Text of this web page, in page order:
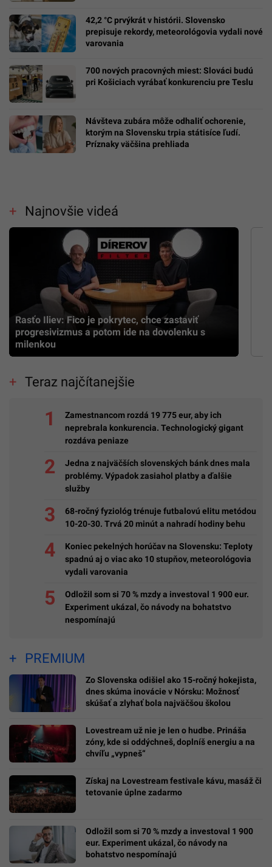
42,2 °C prvýkrát v histórii. Slovensko
prepisuje rekordy, meteorológovia vydali nové
varovania
700 nových pracovných miest: Slováci budú
pri Košiciach vyrábať konkurenciu pre Teslu
Návšteva zubára môže odhaliť ochorenie,
ktorým na Slovensku trpia státisíce ľudí.
Príznaky väčšina prehliada
Najnovšie videá
Rasťo Iliev: Fico je pokrytec, chce zastaviť
progresivizmus a potom ide na dovolenku s
milenkou
Teraz najčítanejšie
Zamestnancom rozdá 19 775 eur, aby ich
neprebrala konkurencia. Technologický gigant
rozdáva peniaze
Jedna z najväčších slovenských bánk dnes mala
problémy. Výpadok zasiahol platby a ďalšie
služby
68-ročný fyziológ trénuje futbalovú elitu metódou
10-20-30. Trvá 20 minút a nahradí hodiny behu
Koniec pekelných horúčav na Slovensku: Teploty
spadnú aj o viac ako 10 stupňov, meteorológovia
vydali varovania
Odložil som si 70 % mzdy a investoval 1 900 eur.
Experiment ukázal, čo návody na bohatstvo
nespomínajú
PREMIUM
Zo Slovenska odišiel ako 15-ročný hokejista,
dnes skúma inovácie v Nórsku: Možnosť
skúšať a zlyhať bola najväčšou školou
Lovestream už nie je len o hudbe. Prináša
zóny, kde si oddýchneš, doplníš energiu a na
chvíľu „vypneš“
Získaj na Lovestream festivale kávu, masáž či
tetovanie úplne zadarmo
Odložil som si 70 % mzdy a investoval 1 900
eur. Experiment ukázal, čo návody na
bohatstvo nespomínajú